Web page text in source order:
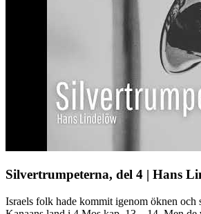
Silvertrumpeterna, del 4 | Hans
Israels folk hade kommit igenom öknen och